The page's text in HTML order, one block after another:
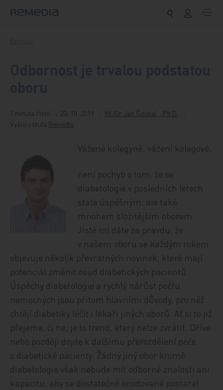
1 minuta čtení 23. 10. 2019
MUDr. Jan Šoupal, , Ph.D.
Vyšlo v titulu Remedia
Vážené kolegyně, vážení kolegové,
není pochyb o tom, že se
diabetologie v posledních letech
stala úspěšným, ale také
mnohem složitějším oborem.
Jistě mi dáte za pravdu, že
v našem oboru se každým rokem
objevuje několik převratných novinek, které mají
potenciál změnit osud diabetických pacientů.
Úspěchy diabetologie a rychlý nárůst počtu
nemocných jsou přitom hlavními důvody, pro něž
chtějí diabetiky léčit i lékaři jiných oborů. Ať si to již
přejeme, či ne, je to trend, který nelze zvrátit. Dříve
nebo později dojde k dalšímu přerozdělení péče
o diabetické pacienty. Žádný jiný obor kromě
diabetologie však nebude mít odborné znalosti ani
kapacitu, aby se dostatečně erudovaně postaral